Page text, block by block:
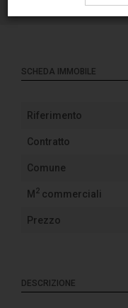
SCHEDA IMMOBILE
Riferimento
Contratto
Comune
M 2 commerciali
Prezzo
DESCRIZIONE